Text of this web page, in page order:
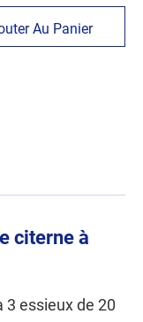
Au Panier
citerne à
essieux de 20